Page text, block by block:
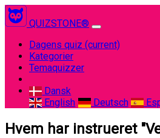
QUIZSTONE®
Dagens quiz (current)
Kategorier
Temaquizzer
Dansk
English
Deutsch
Hvem har instrueret